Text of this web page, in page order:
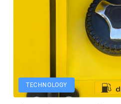
TECHNOLOGY